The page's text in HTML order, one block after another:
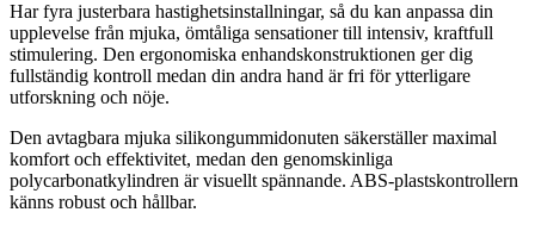
Har fyra justerbara hastighetsinstallningar, så du kan anpassa din
upplevelse från mjuka, ömtåliga sensationer till intensiv, kraftfull
stimulering. Den ergonomiska enhandskonstruktionen ger dig
fullständig kontroll medan din andra hand är fri för ytterligare
utforskning och nöje.
Den avtagbara mjuka silikongummidonuten säkerställer maximal
komfort och effektivitet, medan den genomskinliga
polycarbonatkylindren är visuellt spännande. ABS-plastskontrollern
känns robust och hållbar.